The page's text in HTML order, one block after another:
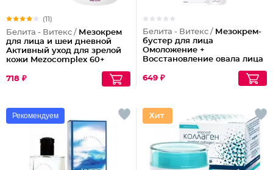
(11)
Белита - Витекс / Мезокрем
для лица и шеи дневной
Активный уход для зрелой
кожи Mezocomplex 60+
718 ₽
Белита - Витекс / Мезокрем-
бустер для лица
Омоложение +
Восстановление овала лица
649 ₽
Рекомендуем